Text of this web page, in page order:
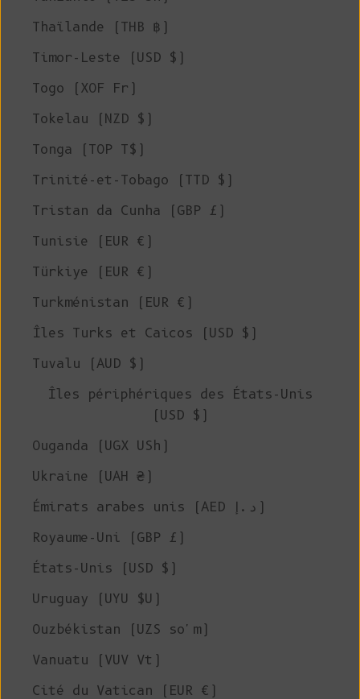
Thaïlande (THB ฿)
Timor-Leste (USD $)
Togo (XOF Fr)
Tokelau (NZD $)
Tonga (TOP T$)
Trinité-et-Tobago (TTD $)
Tristan da Cunha (GBP £)
Tunisie (EUR €)
Türkiye (EUR €)
Turkménistan (EUR €)
Îles Turks et Caicos (USD $)
Tuvalu (AUD $)
Îles périphériques des États-Unis
(USD $)
Ouganda (UGX USh)
Ukraine (UAH ₴)
Émirats arabes unis (AED د.إ)
Royaume-Uni (GBP £)
États-Unis (USD $)
Uruguay (UYU $U)
Ouzbékistan (UZS so'm)
Vanuatu (VUV Vt)
Cité du Vatican (EUR €)